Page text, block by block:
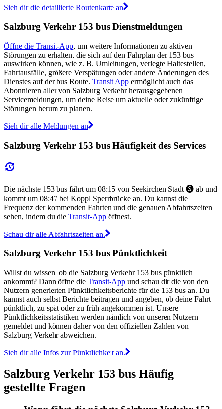
Sieh dir die detaillierte Routenkarte an
Salzburg Verkehr 153 bus Dienstmeldungen
Öffne die Transit-App, um weitere Informationen zu aktiven
Störungen zu erhalten, die sich auf den Fahrplan der 153 bus
auswirken können, wie z. B. Umleitungen, verlegte Haltestellen,
Fahrtausfälle, größere Verspätungen oder andere Änderungen des
Dienstes auf der bus Route. Transit App ermöglicht auch das
Abonnieren aller von Salzburg Verkehr herausgegebenen
Servicemeldungen, um deine Reise um aktuelle oder zukünftige
Störungen herum zu planen.
Sieh dir alle Meldungen an
Salzburg Verkehr 153 bus Häufigkeit des Services
Die nächste 153 bus fährt um 08:15 von Seekirchen Stadt 🅢 ab und
kommt um 08:47 bei Koppl Sperrbrücke an. Du kannst die
Frequenz der kommenden Fahrten und die genauen Abfahrtszeiten
sehen, indem du die Transit-App öffnest.
Schau dir alle Abfahrtszeiten an.
Salzburg Verkehr 153 bus Pünktlichkeit
Willst du wissen, ob die Salzburg Verkehr 153 bus pünktlich
ankommt? Dann öffne die Transit-App und schau dir die von den
Nutzern generierten Pünktlichkeitsberichte für die 153 bus an. Du
kannst auch selbst Berichte beitragen und angeben, ob deine Fahrt
pünktlich, zu spät oder zu früh angekommen ist. Unsere
Pünktlichkeitsstatistiken werden nämlich von unseren Nutzern
gemeldet und können daher von den offiziellen Zahlen von
Salzburg Verkehr abweichen.
Sieh dir alle Infos zur Pünktlichkeit an.
Salzburg Verkehr 153 bus Häufig
gestellte Fragen